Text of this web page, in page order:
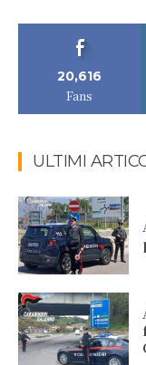
20,616
Fans
ULTIMI